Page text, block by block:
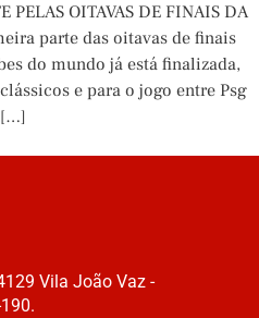
PELAS OITAVAS DE FINAIS DA
parte das oitavas de finais
do mundo já está finalizada,
e para o jogo entre Psg
[…]
Vila João Vaz -